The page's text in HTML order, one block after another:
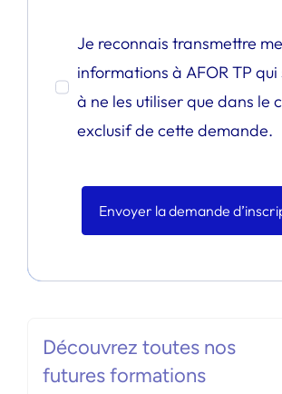
Je reconnais transmettre
informations à AFOR TP qui
à ne les utiliser que dans le
exclusif de cette demande.
Envoyer la demande
Découvrez toutes nos
futures formations